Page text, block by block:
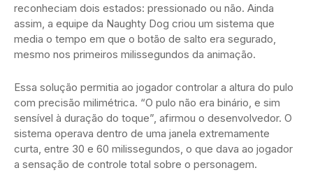
reconheciam dois estados: pressionado ou não. Ainda
assim, a equipe da Naughty Dog criou um sistema que
media o tempo em que o botão de salto era segurado,
mesmo nos primeiros milissegundos da animação.
Essa solução permitia ao jogador controlar a altura do pulo
com precisão milimétrica. “O pulo não era binário, e sim
sensível à duração do toque”, afirmou o desenvolvedor. O
sistema operava dentro de uma janela extremamente
curta, entre 30 e 60 milissegundos, o que dava ao jogador
a sensação de controle total sobre o personagem.